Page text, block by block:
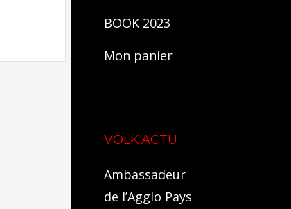
BOOK 2023
Mon panier
VOLK'ACTU
Ambassadeur
de l’Agglo Pays